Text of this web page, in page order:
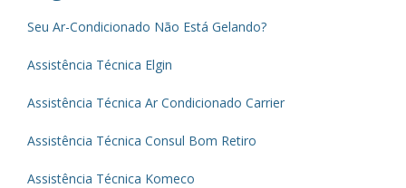
Seu Ar-Condicionado Não Está Gelando?
Assistência Técnica Elgin
Assistência Técnica Ar Condicionado Carrier
Assistência Técnica Consul Bom Retiro
Assistência Técnica Komeco